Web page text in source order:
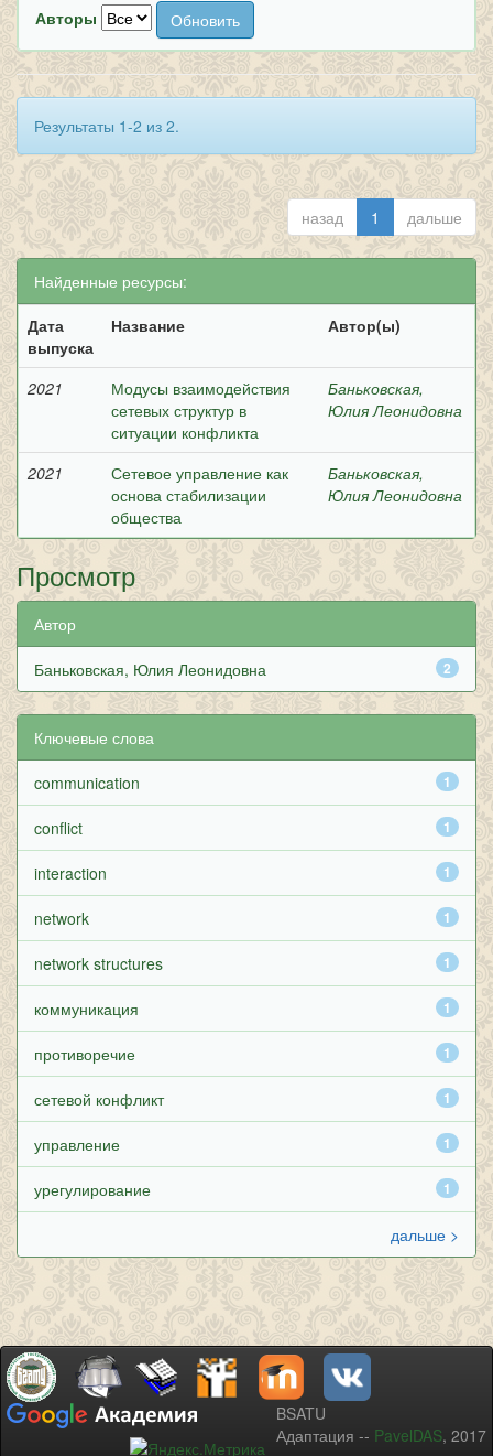
Авторы
Результаты 1-2 из 2.
назад 1 дальше
Найденные ресурсы:
Дата
выпуска
Название Автор(ы)
2021
Модусы взаимодействия
сетевых структур в
ситуации конфликта
Баньковская,
Юлия Леонидовна
2021
Сетевое управление как
основа стабилизации
общества
Баньковская,
Юлия Леонидовна
Просмотр
Автор
2
Баньковская, Юлия Леонидовна
Ключевые слова
1
communication
1
conflict
1
interaction
1
network
1
network structures
1
коммуникация
1
противоречие
1
сетевой конфликт
1
управление
1
урегулирование
дальше >
BSATU
Адаптация -- PavelDAS, 2017